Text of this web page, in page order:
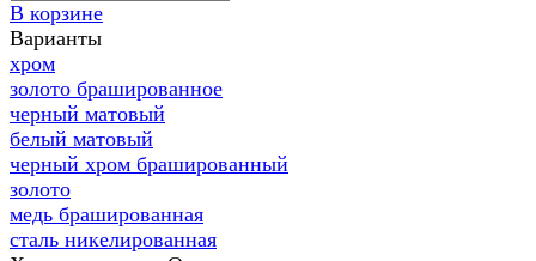
В корзине
Варианты
хром
золото брашированное
черный матовый
белый матовый
черный хром брашированный
золото
медь брашированная
сталь никелированная